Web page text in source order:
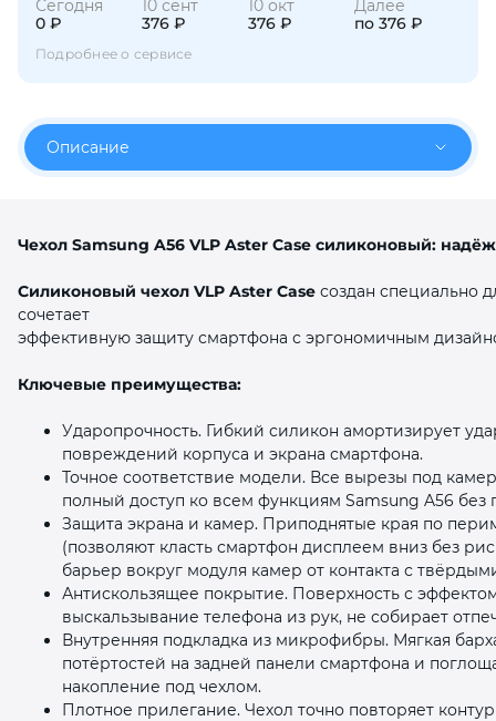
Сегодня
0 ₽
10 сент
376 ₽
10 окт
376 ₽
Далее
по 376 ₽
Подробнее о сервисе
Описание
Чехол Samsung A56 VLP Aster Case силиконовый:
Силиконовый чехол VLP Aster Case создан специально
сочетает
эффективную защиту смартфона с эргономичным
Ключевые преимущества:
Ударопрочность. Гибкий силикон амортизирует
повреждений корпуса и экрана смартфона.
Точное соответствие модели. Все вырезы под
полный доступ ко всем функциям Samsung A56 без
Защита экрана и камер. Приподнятые края по
(позволяют класть смартфон дисплеем вниз без
барьер вокруг модуля камер от контакта с
Антискользящее покрытие. Поверхность с
выскальзывание телефона из рук, не собирает
Внутренняя подкладка из микрофибры. Мягкая
потёртостей на задней панели смартфона и
накопление под чехлом.
Плотное прилегание. Чехол точно повторяет
раз в 2 недели